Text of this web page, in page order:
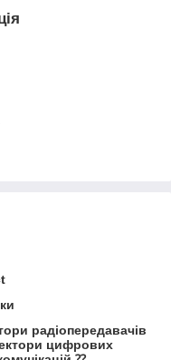
радіопередавачів
цифрових